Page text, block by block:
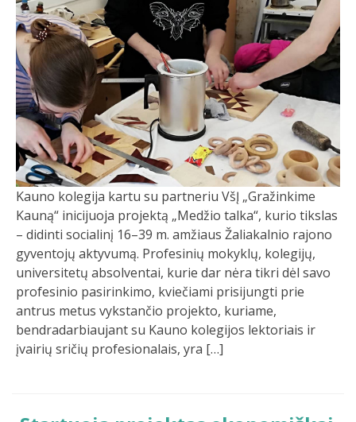
Kauno kolegija kartu su partneriu VšĮ „Gražinkime
Kauną“ inicijuoja projektą „Medžio talka“, kurio tikslas
– didinti socialinį 16–39 m. amžiaus Žaliakalnio rajono
gyventojų aktyvumą. Profesinių mokyklų, kolegijų,
universitetų absolventai, kurie dar nėra tikri dėl savo
profesinio pasirinkimo, kviečiami prisijungti prie
antrus metus vykstančio projekto, kuriame,
bendradarbiaujant su Kauno kolegijos lektoriais ir
įvairių sričių profesionalais, yra […]